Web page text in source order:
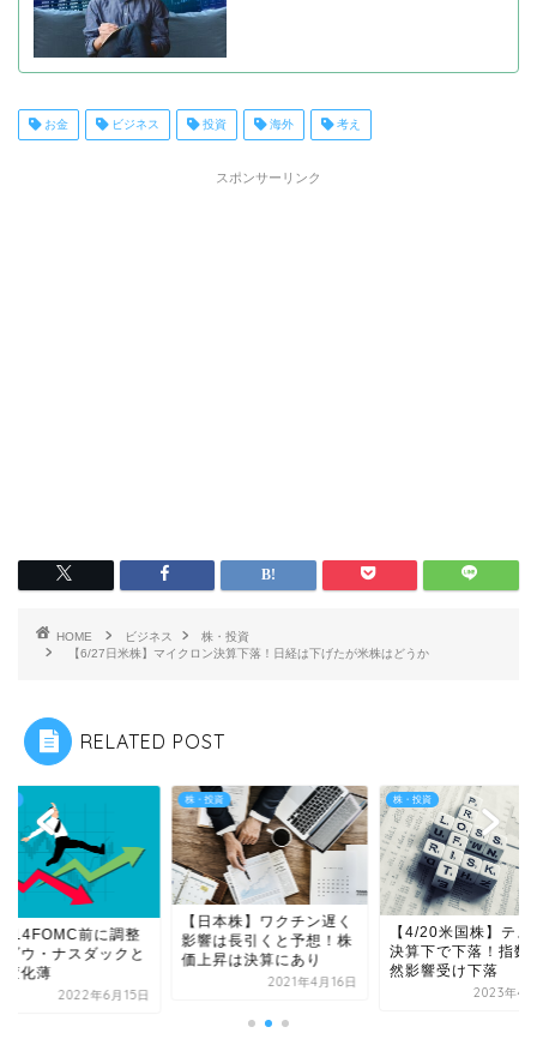
お金 ビジネス 投資 海外 考え
スポンサーリンク
HOME ビジネス
株・投資
【6/27日米株】マイクロン決算下落！日経は下げたが米株はどうか
RELATED POST
14FOMC前に調整
ダウ・ナスダックと
変化薄
2022年6月15日
株・投資
【日本株】ワクチン遅く
影響は長引くと予想！株
価上昇は決算にあり
2021年4月16日
株・投資
【4/20米国株】テス
決算下で下落！指数
然影響受け下落
2023年4